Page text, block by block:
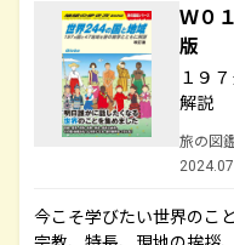
Ｗ０
版
１９
解説
旅の図
今こそ学びたい世界のこ